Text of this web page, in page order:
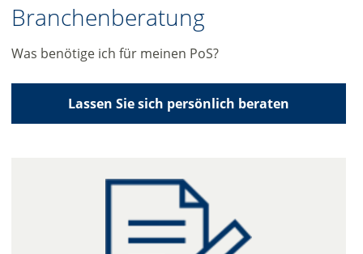
Branchenberatung
Was benötige ich für meinen PoS?
Lassen Sie sich persönlich beraten